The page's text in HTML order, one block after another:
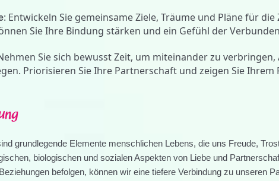
: Entwickeln Sie gemeinsame Ziele, Träume und Pläne für
Sie Ihre Bindung stärken und ein Gefühl der
Sie sich bewusst Zeit, um miteinander zu
Priorisieren Sie Ihre Partnerschaft und zeigen Sie
grundlegende Elemente menschlichen Lebens, die uns Freude,
biologischen und sozialen Aspekten von Liebe und
befolgen, können wir eine tiefere Verbindung zu unseren